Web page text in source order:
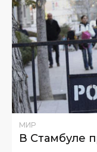
МИР
В Стамбуле